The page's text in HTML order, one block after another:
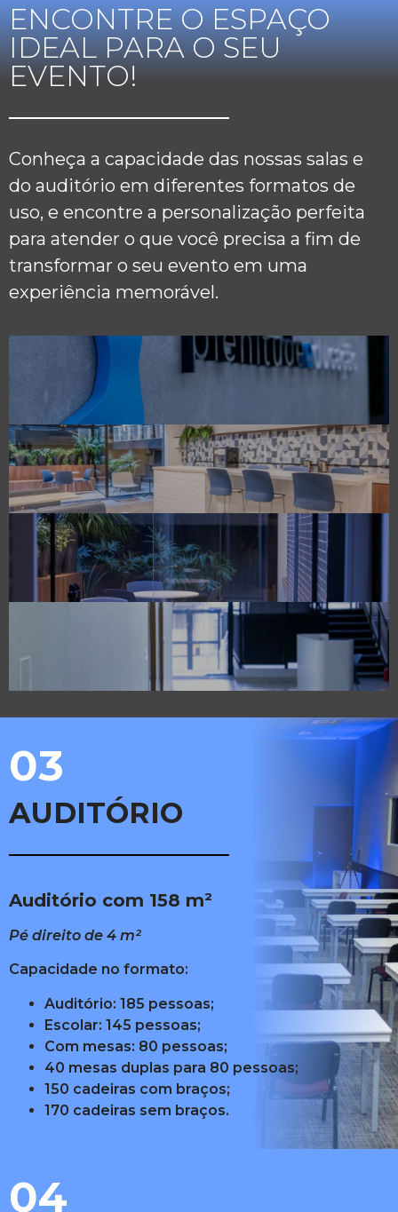
ENCONTRE O ESPAÇO
IDEAL PARA O SEU
EVENTO!
Conheça a capacidade das nossas salas e
do auditório em diferentes formatos de
uso, e encontre a personalização perfeita
para atender o que você precisa a fim de
transformar o seu evento em uma
experiência memorável.
03
AUDITÓRIO
Auditório com 158 m²
Pé direito de 4 m²
Capacidade no formato:
Auditório: 185 pessoas;
Escolar: 145 pessoas;
Com mesas: 80 pessoas;
40 mesas duplas para 80 pessoas;
150 cadeiras com braços;
170 cadeiras sem braços.
04